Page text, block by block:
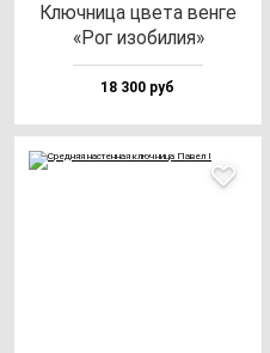
Ключ­ни­ца цве­та вен­ге
«Рог изо­би­лия»
18 300 руб